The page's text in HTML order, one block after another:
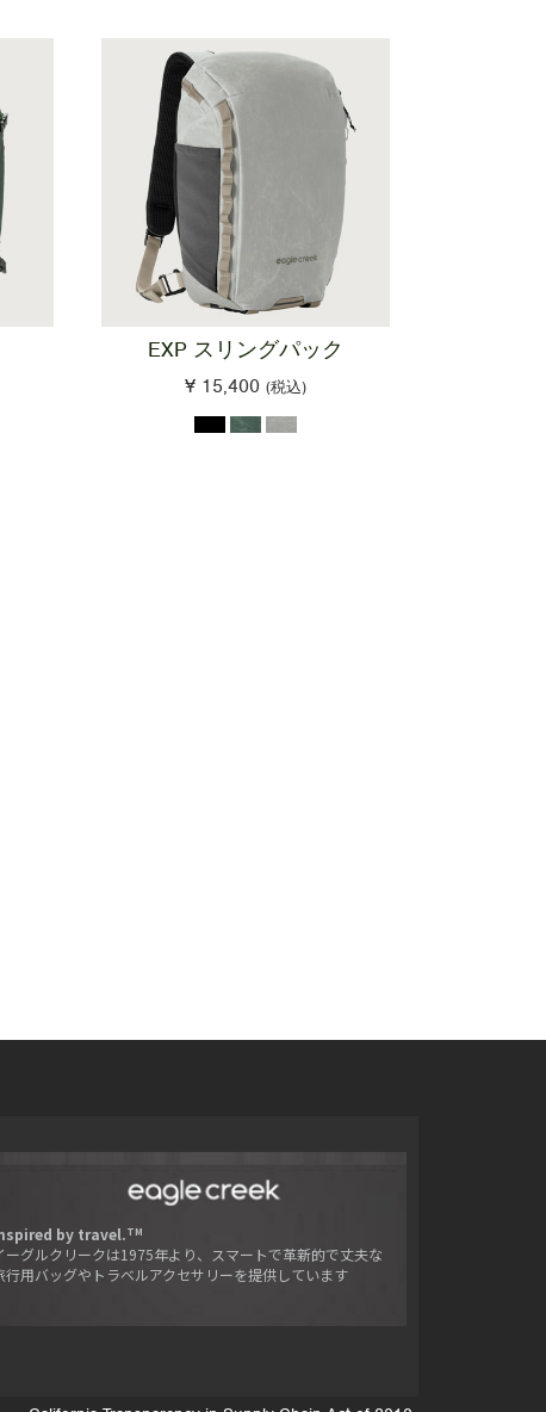
EXP スリングパック
¥ 15,400(税込)
by travel.TM
ーグルクリークは1975年より、スマートで革新的で丈夫な
行用バッグやトラベルアクセサリーを提供しています